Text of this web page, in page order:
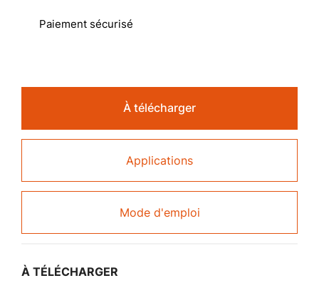
Paiement sécurisé
À télécharger
Applications
Mode d'emploi
À TÉLÉCHARGER